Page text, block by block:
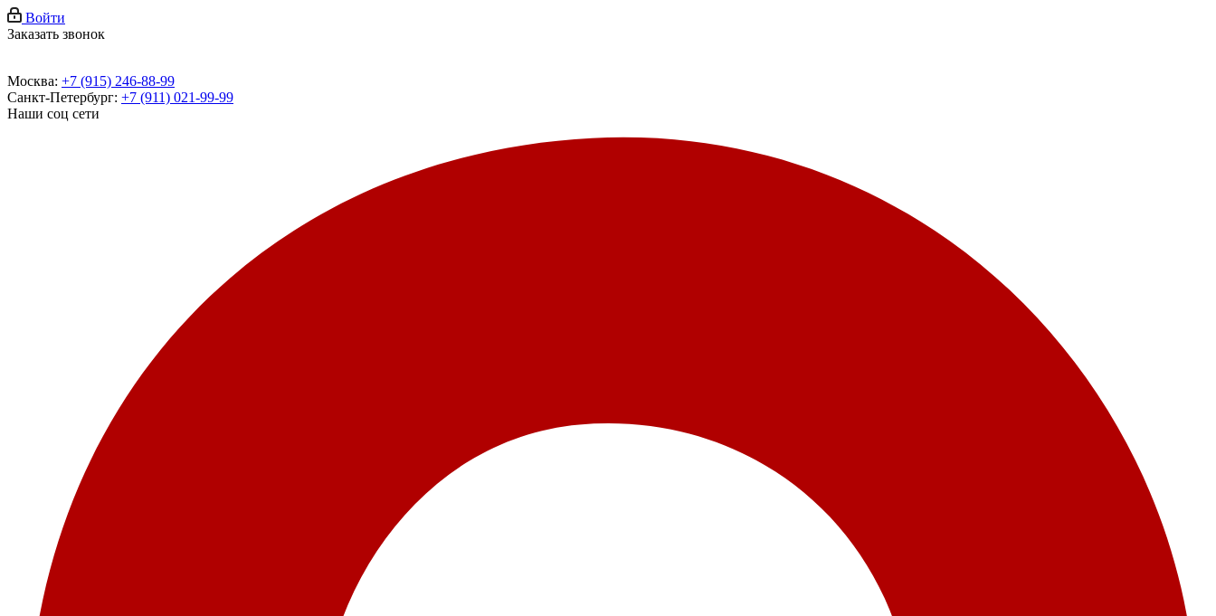
Войти
Заказать звонок
Москва: +7 (915) 246-88-99
Санкт-Петербург: +7 (911) 021-99-99
Наши соц сети